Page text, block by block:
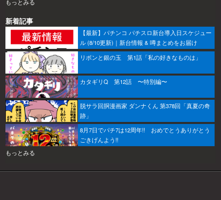
もっとみる
新着記事
【最新】パチンコ パチスロ新台導入日スケジュー
ル (8/10更新)｜新台情報 & 噂まとめをお届け
リボンと銀の玉 第1話「私の好きなものは」
カタギリQ 第12話 〜特別編〜
脱サラ回胴漫画家 ダンナくん 第378回「真夏の奇
跡」
8月7日でパチ7は12周年!! おめでとうありがとう
ごきげんよう!!
もっとみる